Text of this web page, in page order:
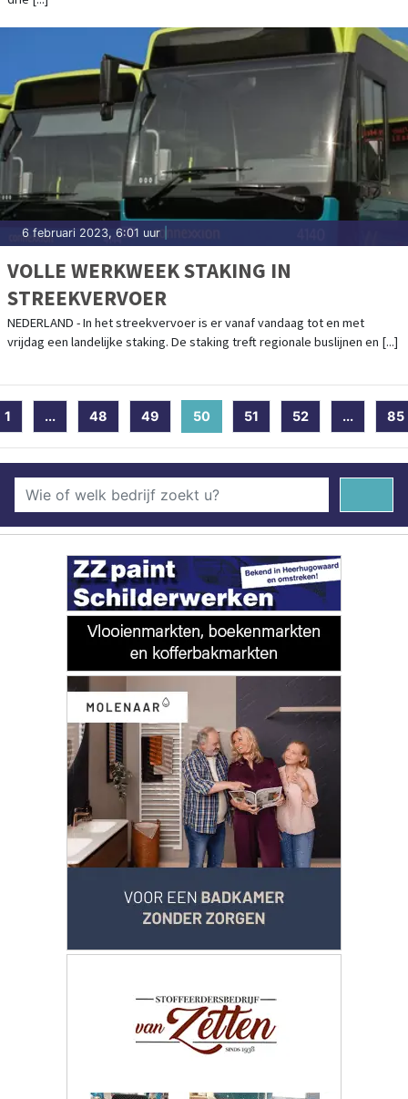
6 februari 2023, 6:01 uur
VOLLE WERKWEEK STAKING IN
STREEKVERVOER
NEDERLAND - In het streekvervoer is er vanaf vandaag tot en met
vrijdag een landelijke staking. De staking treft regionale buslijnen en [...]
1 ... 48 49 50 (current)
51 52 ... 85